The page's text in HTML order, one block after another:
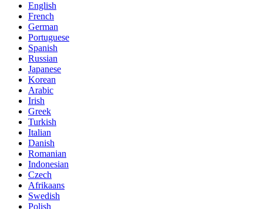
English
French
German
Portuguese
Spanish
Russian
Japanese
Korean
Arabic
Irish
Greek
Turkish
Italian
Danish
Romanian
Indonesian
Czech
Afrikaans
Swedish
Polish